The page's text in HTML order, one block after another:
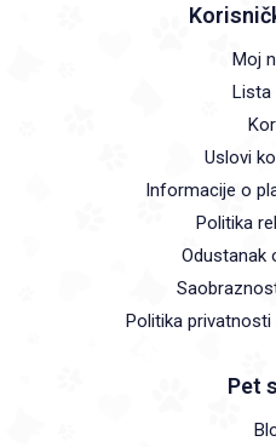
Moj
Lista
Uslovi
Informacije o
Politika
Odustanak
Politika
Pet